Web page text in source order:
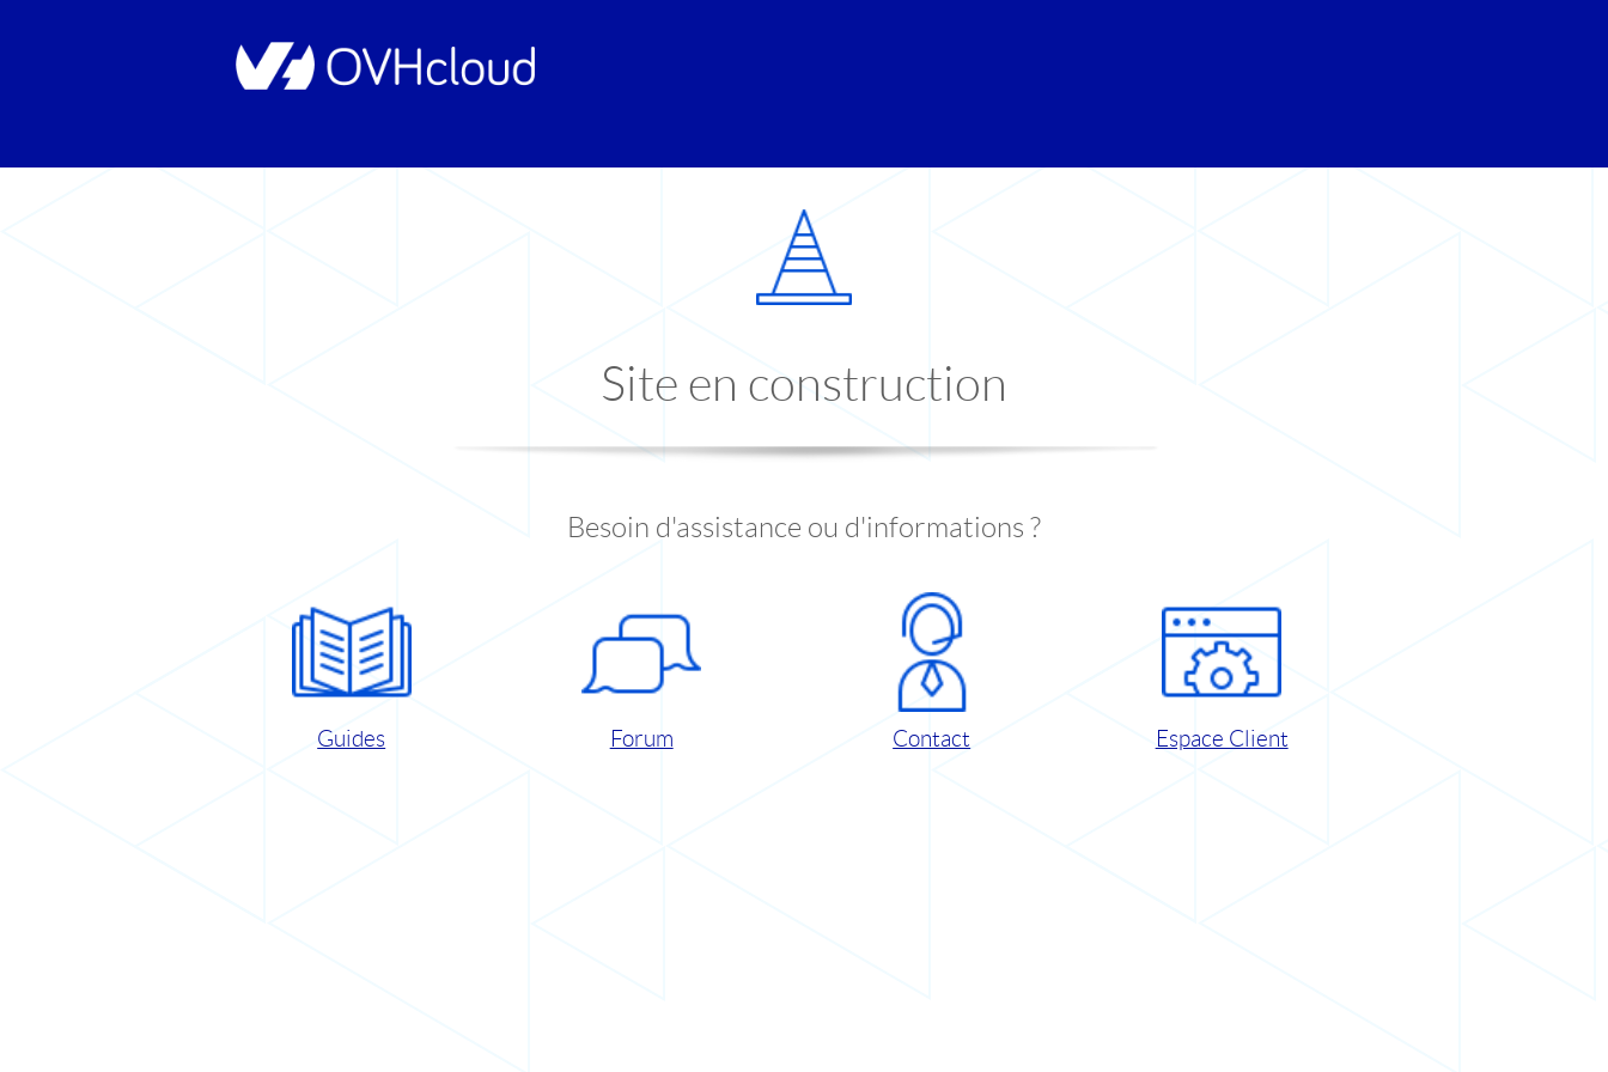
Site en construction
Besoin d'assistance ou d'informations ?
Guides Forum Contact Espace Client